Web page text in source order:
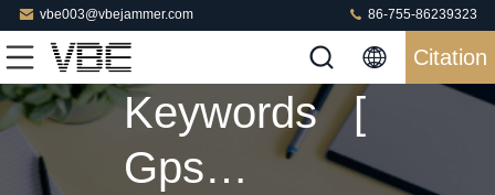
vbe003@vbejammer.com 86-755-86239323
Citation
Keywords [
Gps